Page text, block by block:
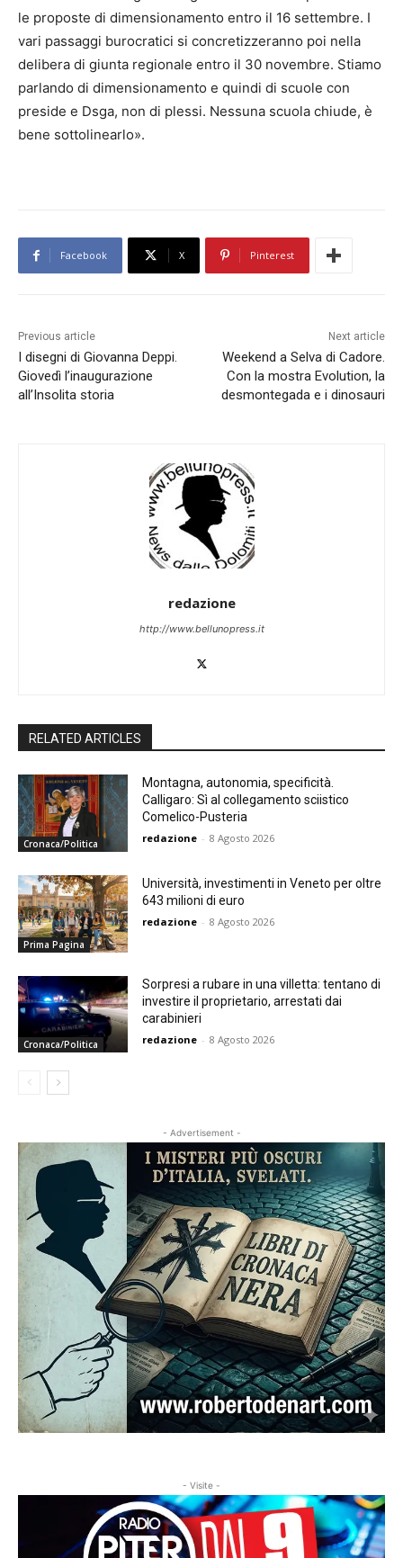
le proposte di dimensionamento entro il 16 settembre. I
vari passaggi burocratici si concretizzeranno poi nella
delibera di giunta regionale entro il 30 novembre. Stiamo
parlando di dimensionamento e quindi di scuole con
preside e Dsga, non di plessi. Nessuna scuola chiude, è
bene sottolinearlo».
Facebook X Pinterest
Previous article
I disegni di Giovanna Deppi.
Giovedì l’inaugurazione
all’Insolita storia
Next article
Weekend a Selva di Cadore.
Con la mostra Evolution, la
desmontegada e i dinosauri
redazione
http://www.bellunopress.it
RELATED ARTICLES
Cronaca/Politica
Montagna, autonomia, specificità.
Calligaro: Sì al collegamento sciistico
Comelico-Pusteria
redazione - 8 Agosto 2026
Prima Pagina
Università, investimenti in Veneto per oltre
643 milioni di euro
redazione - 8 Agosto 2026
Cronaca/Politica
Sorpresi a rubare in una villetta: tentano di
investire il proprietario, arrestati dai
carabinieri
redazione - 8 Agosto 2026
- Advertisement -
- Visite -